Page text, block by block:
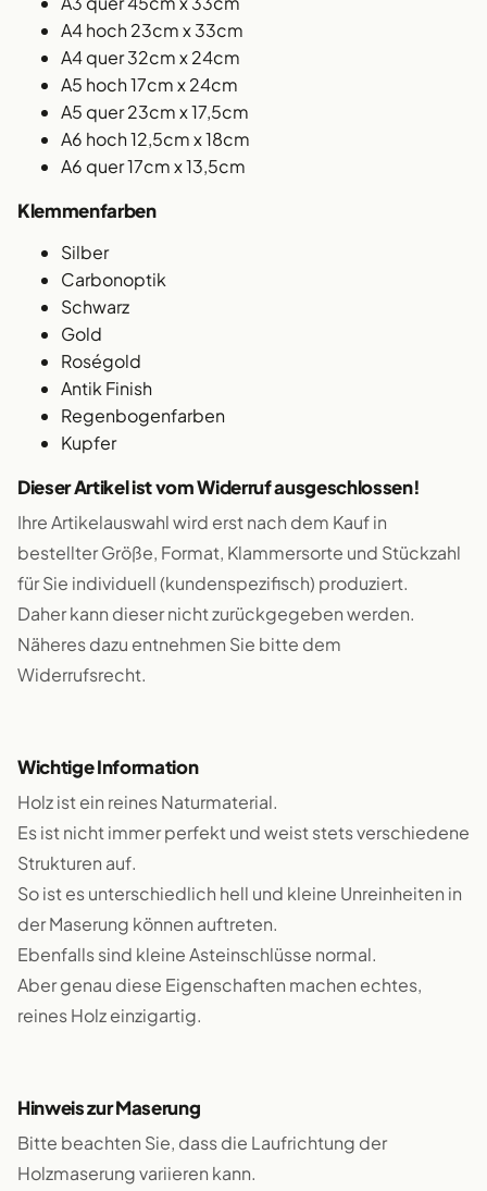
A4 hoch 23cm x 33cm
A4 quer 32cm x 24cm
A5 hoch 17cm x 24cm
A5 quer 23cm x 17,5cm
A6 hoch 12,5cm x 18cm
A6 quer 17cm x 13,5cm
Klemmenfarben
Silber
Carbonoptik
Schwarz
Gold
Roségold
Antik Finish
Regenbogenfarben
Kupfer
Dieser Artikel ist vom Widerruf ausgeschlossen!
Ihre Artikelauswahl wird erst nach dem Kauf in
bestellter Größe, Format, Klammersorte und Stückzahl
für Sie individuell (kundenspezifisch) produziert.
Daher kann dieser nicht zurückgegeben werden.
Näheres dazu entnehmen Sie bitte dem
Widerrufsrecht.
Wichtige Information
Holz ist ein reines Naturmaterial.
Es ist nicht immer perfekt und weist stets verschiedene
Strukturen auf.
So ist es unterschiedlich hell und kleine Unreinheiten in
der Maserung können auftreten.
Ebenfalls sind kleine Asteinschlüsse normal.
Aber genau diese Eigenschaften machen echtes,
reines Holz einzigartig.
Hinweis zur Maserung
Bitte beachten Sie, dass die Laufrichtung der
Holzmaserung variieren kann.